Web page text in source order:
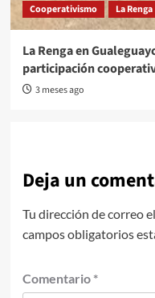
Cooperativismo La Renga
La Renga en
participación
3 meses ago
Deja un
Tu dirección de correo
campos obligatorios
Comentario *